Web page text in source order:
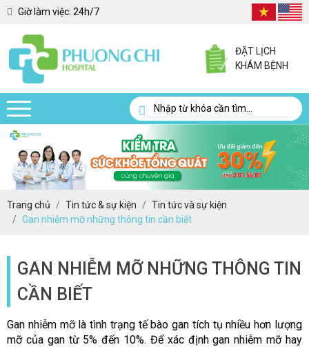
Giờ làm việc: 24h/7
ĐẶT LỊCH
KHÁM BỆNH
Trang chủ Tin tức & sự kiện
Tin tức và sự kiện
Gan nhiễm mỡ những thông tin cần biết
GAN NHIỄM MỠ NHỮNG THÔNG TIN
CẦN BIẾT
Gan nhiễm mỡ là tình trạng tế bào gan tích tụ nhiều hơn lượng
mỡ của gan từ 5% đến 10%. Để xác định gan nhiễm mỡ hay